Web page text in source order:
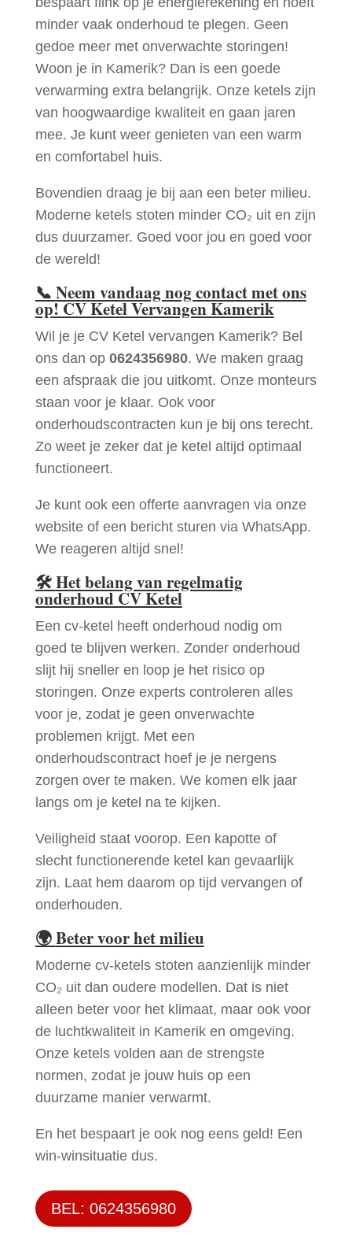
minder vaak onderhoud te plegen. Geen
gedoe meer met onverwachte storingen!
Woon je in Kamerik? Dan is een goede
verwarming extra belangrijk. Onze ketels zijn
van hoogwaardige kwaliteit en gaan jaren
mee. Je kunt weer genieten van een warm
en comfortabel huis.
Bovendien draag je bij aan een beter milieu.
Moderne ketels stoten minder CO₂ uit en zijn
dus duurzamer. Goed voor jou en goed voor
de wereld!
📞 Neem vandaag nog contact met ons
op! CV Ketel Vervangen Kamerik
Wil je je CV Ketel vervangen Kamerik? Bel
ons dan op 0624356980. We maken graag
een afspraak die jou uitkomt. Onze monteurs
staan voor je klaar. Ook voor
onderhoudscontracten kun je bij ons terecht.
Zo weet je zeker dat je ketel altijd optimaal
functioneert.
Je kunt ook een offerte aanvragen via onze
website of een bericht sturen via WhatsApp.
We reageren altijd snel!
🛠Het belang van regelmatig
onderhoud CV Ketel
Een cv-ketel heeft onderhoud nodig om
goed te blijven werken. Zonder onderhoud
slijt hij sneller en loop je het risico op
storingen. Onze experts controleren alles
voor je, zodat je geen onverwachte
problemen krijgt. Met een
onderhoudscontract hoef je je nergens
zorgen over te maken. We komen elk jaar
langs om je ketel na te kijken.
Veiligheid staat voorop. Een kapotte of
slecht functionerende ketel kan gevaarlijk
zijn. Laat hem daarom op tijd vervangen of
onderhouden.
🌍Beter voor het milieu
Moderne cv-ketels stoten aanzienlijk minder
CO₂ uit dan oudere modellen. Dat is niet
alleen beter voor het klimaat, maar ook voor
de luchtkwaliteit in Kamerik en omgeving.
Onze ketels volden aan de strengste
normen, zodat je jouw huis op een
duurzame manier verwarmt.
En het bespaart je ook nog eens geld! Een
win-winsituatie dus.
BEL: 0624356980